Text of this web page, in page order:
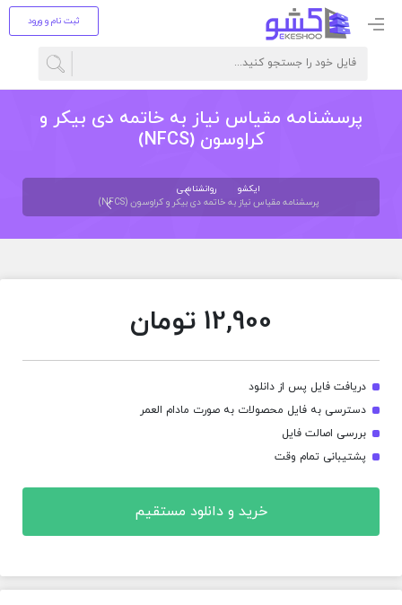
ثبت نام و ورود
پرسشنامه مقياس نياز به خاتمه دی بيكر و
كراوسون (NFCS)
ایکشو
روانشناسی
پرسشنامه مقياس نياز به خاتمه دی بيكر و كراوسون (NFCS)
12,900 تومان
دریافت فایل پس از دانلود
دسترسی به فایل محصولات به صورت مادام العمر
بررسی اصالت فایل
پشتیبانی تمام وقت
خرید و دانلود مستقیم